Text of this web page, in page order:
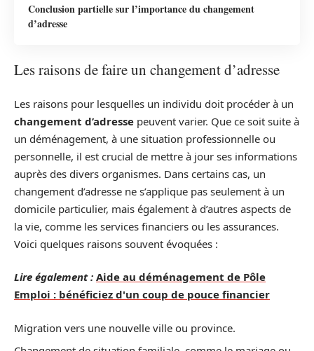
Conclusion partielle sur l’importance du changement
d’adresse
Les raisons de faire un changement d’adresse
Les raisons pour lesquelles un individu doit procéder à un
changement d’adresse peuvent varier. Que ce soit suite à
un déménagement, à une situation professionnelle ou
personnelle, il est crucial de mettre à jour ses informations
auprès des divers organismes. Dans certains cas, un
changement d’adresse ne s’applique pas seulement à un
domicile particulier, mais également à d’autres aspects de
la vie, comme les services financiers ou les assurances.
Voici quelques raisons souvent évoquées :
Lire également : Aide au déménagement de Pôle
Emploi : bénéficiez d'un coup de pouce financier
Migration vers une nouvelle ville ou province.